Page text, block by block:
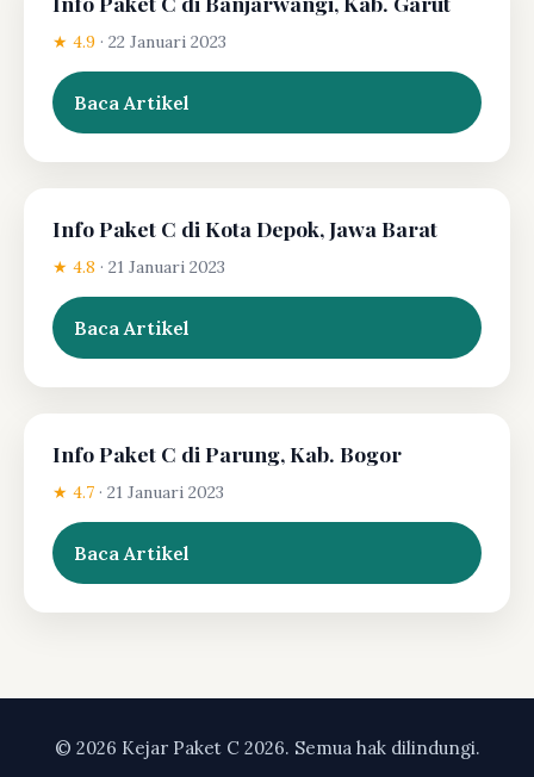
★ 4.9 · 22 Januari 2023
Baca Artikel
Info Paket C di Kota Depok, Jawa Barat
★ 4.8 · 21 Januari 2023
Baca Artikel
Info Paket C di Parung, Kab. Bogor
★ 4.7 · 21 Januari 2023
Baca Artikel
© 2026 Kejar Paket C 2026. Semua hak dilindungi.